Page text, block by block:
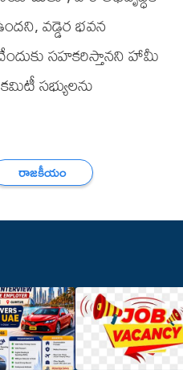
వడ్డెర భవన
సహకరిస్తానని హామీ
సభ్యులను
రాజకీయం